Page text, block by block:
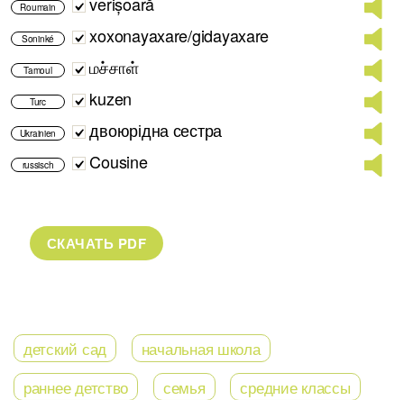
Roumain
Soninké xoxonayaxare/gidayaxare
Tamoul மச்சாள்
Turc kuzen
Ukrainien двоюрідна сестра
russisch Cousine
детский сад
начальная школа
раннее детство
семья средние классы